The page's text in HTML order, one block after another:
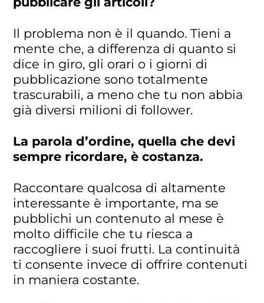
Il problema non è il quando. Tieni a
mente che, a differenza di quanto si
dice in giro, gli orari o i giorni di
pubblicazione sono totalmente
trascurabili, a meno che tu non abbia
già diversi milioni di follower.
La parola d’ordine, quella che devi
sempre ricordare, è costanza.
Raccontare qualcosa di altamente
interessante è importante, ma se
pubblichi un contenuto al mese è
molto difficile che tu riesca a
raccogliere i suoi frutti. La continuità
ti consente invece di offrire contenuti
in maniera costante.